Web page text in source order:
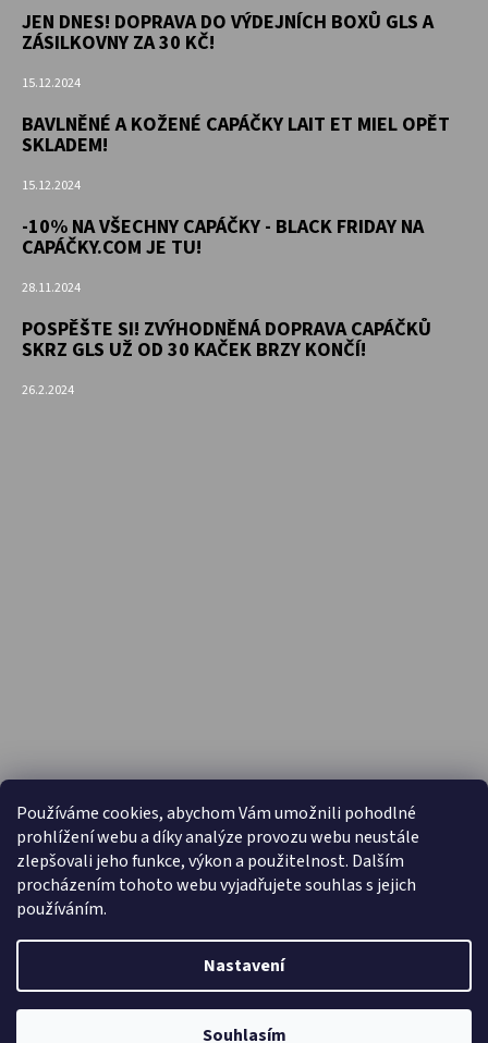
Používáme cookies, abychom Vám umožnili pohodlné
prohlížení webu a díky analýze provozu webu neustále
zlepšovali jeho funkce, výkon a použitelnost. Dalším
procházením tohoto webu vyjadřujete souhlas s jejich
používáním.
Nastavení
Souhlasím
JEN DNES! DOPRAVA DO VÝDEJNÍCH BOXŮ GLS A
ZÁSILKOVNY ZA 30 KČ!
15.12.2024
BAVLNĚNÉ A KOŽENÉ CAPÁČKY LAIT ET MIEL OPĚT
SKLADEM!
15.12.2024
-10% NA VŠECHNY CAPÁČKY - BLACK FRIDAY NA
CAPÁČKY.COM JE TU!
28.11.2024
POSPĚŠTE SI! ZVÝHODNĚNÁ DOPRAVA CAPÁČKŮ
SKRZ GLS UŽ OD 30 KAČEK BRZY KONČÍ!
26.2.2024
PŘIJÍMÁME ONLINE PLATBY
Vytvořil Shoptet
Copyright 2026Capáčky.com. Všechna práva vyhrazena.